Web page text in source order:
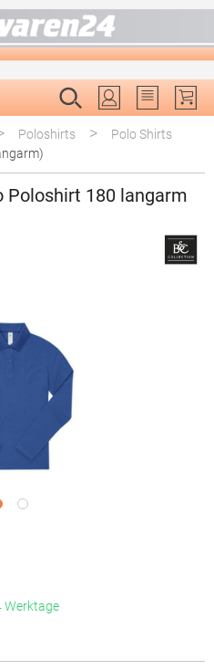
Du hast 0
Poloshirts > Polo Shirts
Poloshirt 180 langarm
Werktage